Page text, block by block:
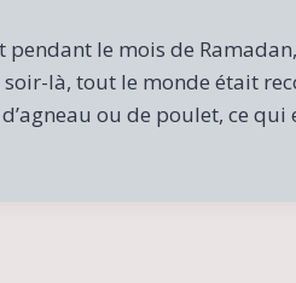
le mois de
là, tout le monde était
ou de poulet, ce qui